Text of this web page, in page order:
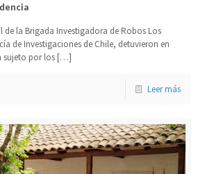
de la Brigada Investigadora de Robos Los
de Investigaciones de Chile, detuvieron en
sujeto por los […]
Leer más